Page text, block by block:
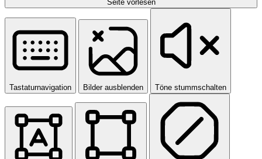
Seite vorlesen
Tastaturnavigation Bilder ausblenden Töne stummschalten